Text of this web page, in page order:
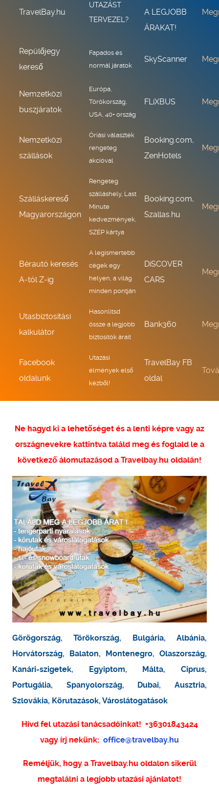
TravelBay.hu
UTAZÁST
TERVEZEL?
A LEGJOBB
ÁRAKAT!
Repülőjegy
kereső
Fapados és
normál járatok
SkyScanner
Nemzetközi
buszjáratok
Európa,
Törökország,
USA, 40+ ország
FLiXBUS
Nemzetközi
szállások
Óriási választék
rengeteg
akcióval
Booking.com,
ZenHotels
Szálláskereső
Magyarországon
Rengeteg
szálláshely, Last
Minute
kedvezmények,
SZÉP kártya
Booking.com,
Szallas.hu
Bérautó keresés
A-tól Z-ig
A legismertebb
cégek egy
helyen, a világ
minden pontján
DiSCOVER
CARS
Utasbiztosítási
kalkulátor
Hasonlítsd
össze a legjobb
biztosítók árait
Bank360
Facebook
oldalunk
Utazási
élmények első
kézből!
TravelBay FB
oldal
Ne hagyd ki a lehetőséget és a lenti képre vagy az
országnevekre kattintva találd meg és foglald le a
következő álomutazásod a Travelbay.hu oldalán!
Görögország,Törökország, Bulgária,Albánia,
Horvátország, Balaton, Montenegro, Olaszország,
Kanári-szigetek, Egyiptom, Málta,Ciprus,
Portugália, Spanyolország, Dubai,Ausztria,
Szlovákia, Körutazások, Városlátogatások
Hívd fel utazási tanácsadóinkat! +36301843424
vagy írj nekünk: office@travelbay.hu
Reméljük, hogy a Travelbay.hu oldalon sikerül
megtalálni a legjobb utazási ajánlatot!